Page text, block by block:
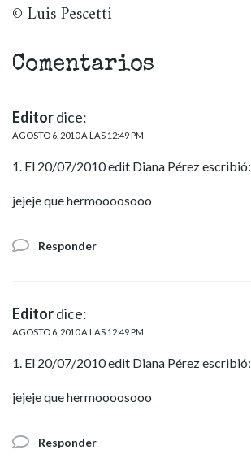
© Luis Pescetti
Comentarios
Editordice:
AGOSTO 6, 2010 A LAS 12:49 PM
1. El 20/07/2010 edit Diana Pérez escribió:
jejeje que hermoooosooo
Responder
Editordice:
AGOSTO 6, 2010 A LAS 12:49 PM
1. El 20/07/2010 edit Diana Pérez escribió:
jejeje que hermoooosooo
Responder